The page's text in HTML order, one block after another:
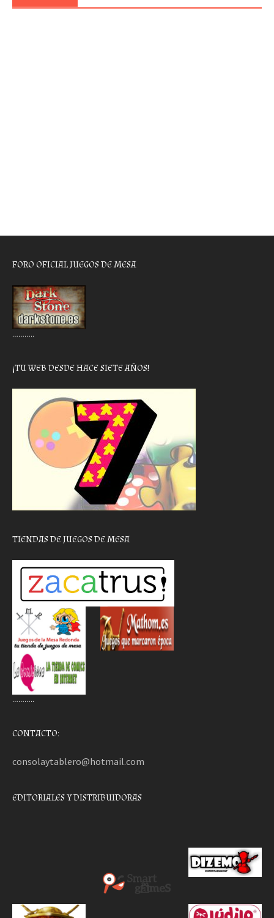
FORO OFICIAL JUEGOS DE MESA
………..
¡TU WEB DESDE HACE SIETE AÑOS!
TIENDAS DE JUEGOS DE MESA
………..
CONTACTO:
consolaytablero@hotmail.com
EDITORIALES Y DISTRIBUIDORAS